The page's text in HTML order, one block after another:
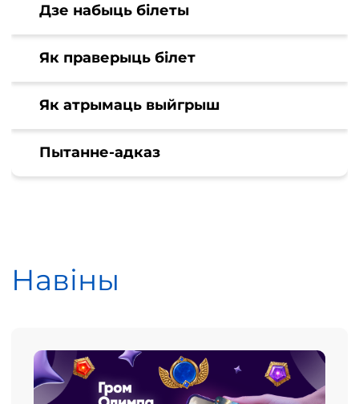
Дзе набыць білеты
Як праверыць білет
Як атрымаць выйгрыш
Пытанне-адказ
Навіны